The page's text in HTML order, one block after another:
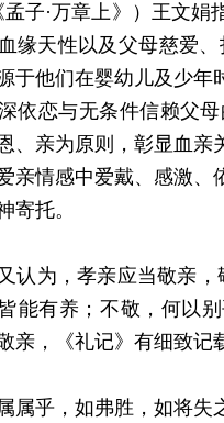
孟子·万章上》）王文
缘天性以及父母慈爱
于他们在婴幼儿及少年
依恋与无条件信赖父
、亲为原则，彰显血亲
亲情感中爱戴、感激
寄托。
认为，孝亲应当敬亲
能有养；不敬，何以
亲，《礼记》有细致记
属乎，如弗胜，如将